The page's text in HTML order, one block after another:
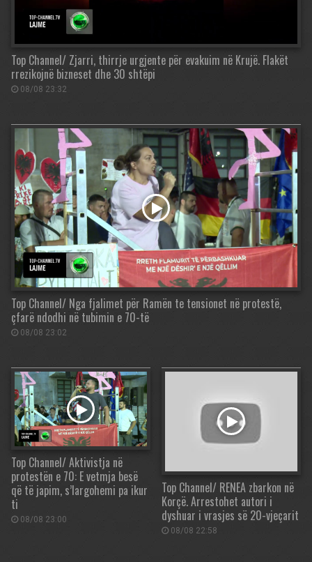
Top Channel/ Zjarri, thirrje urgjente për evakuim në Krujë. Flakët
rrezikojnë bizneset dhe 30 shtëpi
08/08 23:32
Top Channel/ Nga fjalimet për Ramën te tensionet në protestë,
çfarë ndodhi në tubimin e 70-të
08/08 23:02
Top Channel/ Aktivistja në
protestën e 70: E vetmja besë
që të japim, s’largohemi pa ikur
ti
08/08 23:00
Top Channel/ RENEA zbarkon në
Korçë. Arrestohet autori i
dyshuar i vrasjes së 20-vjeçarit
08/08 22:58